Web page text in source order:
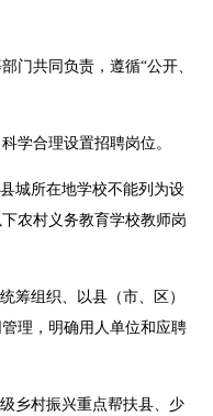
门共同负责，遵循“公开、
学合理设置招聘岗位。
城所在地学校不能列为设
农村义务教育学校教师岗
筹组织、以县（市、区）
理，明确用人单位和应聘
乡村振兴重点帮扶县、少